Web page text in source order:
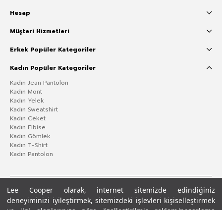
Lee Cooper olarak, internet sitemizde edindiğiniz
deneyiminizi iyileştirmek, sitemizdeki işlevleri kişiselleştirmek
Hesap
Müşteri Hizmetleri
Erkek Popüler Kategoriler
Kadın Popüler Kategoriler
Kadın Jean Pantolon
Kadın Mont
Kadın Yelek
Kadın Sweatshirt
Kadın Ceket
Kadın Elbise
Kadın Gömlek
Kadın T-Shirt
Kadın Pantolon